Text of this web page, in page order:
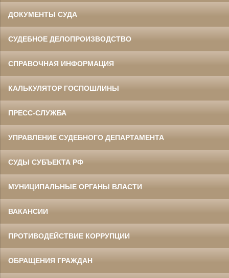
ДОКУМЕНТЫ СУДА
СУДЕБНОЕ ДЕЛОПРОИЗВОДСТВО
СПРАВОЧНАЯ ИНФОРМАЦИЯ
КАЛЬКУЛЯТОР ГОСПОШЛИНЫ
ПРЕСС-СЛУЖБА
УПРАВЛЕНИЕ СУДЕБНОГО ДЕПАРТАМЕНТА
СУДЫ СУБЪЕКТА РФ
МУНИЦИПАЛЬНЫЕ ОРГАНЫ ВЛАСТИ
ВАКАНСИИ
ПРОТИВОДЕЙСТВИЕ КОРРУПЦИИ
ОБРАЩЕНИЯ ГРАЖДАН